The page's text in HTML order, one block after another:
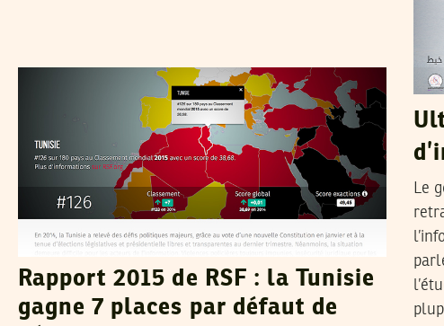
Le
Rapport 2015 de RSF : la Tunisie
gagne 7 places par défaut de